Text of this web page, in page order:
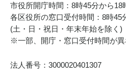
市役所開庁時間：8時45分から18
各区役所の窓口受付時間：8時45
(土・日・祝日・年末年始を除く)
※一部、開庁・窓口受付時間が
法人番号：3000020401307